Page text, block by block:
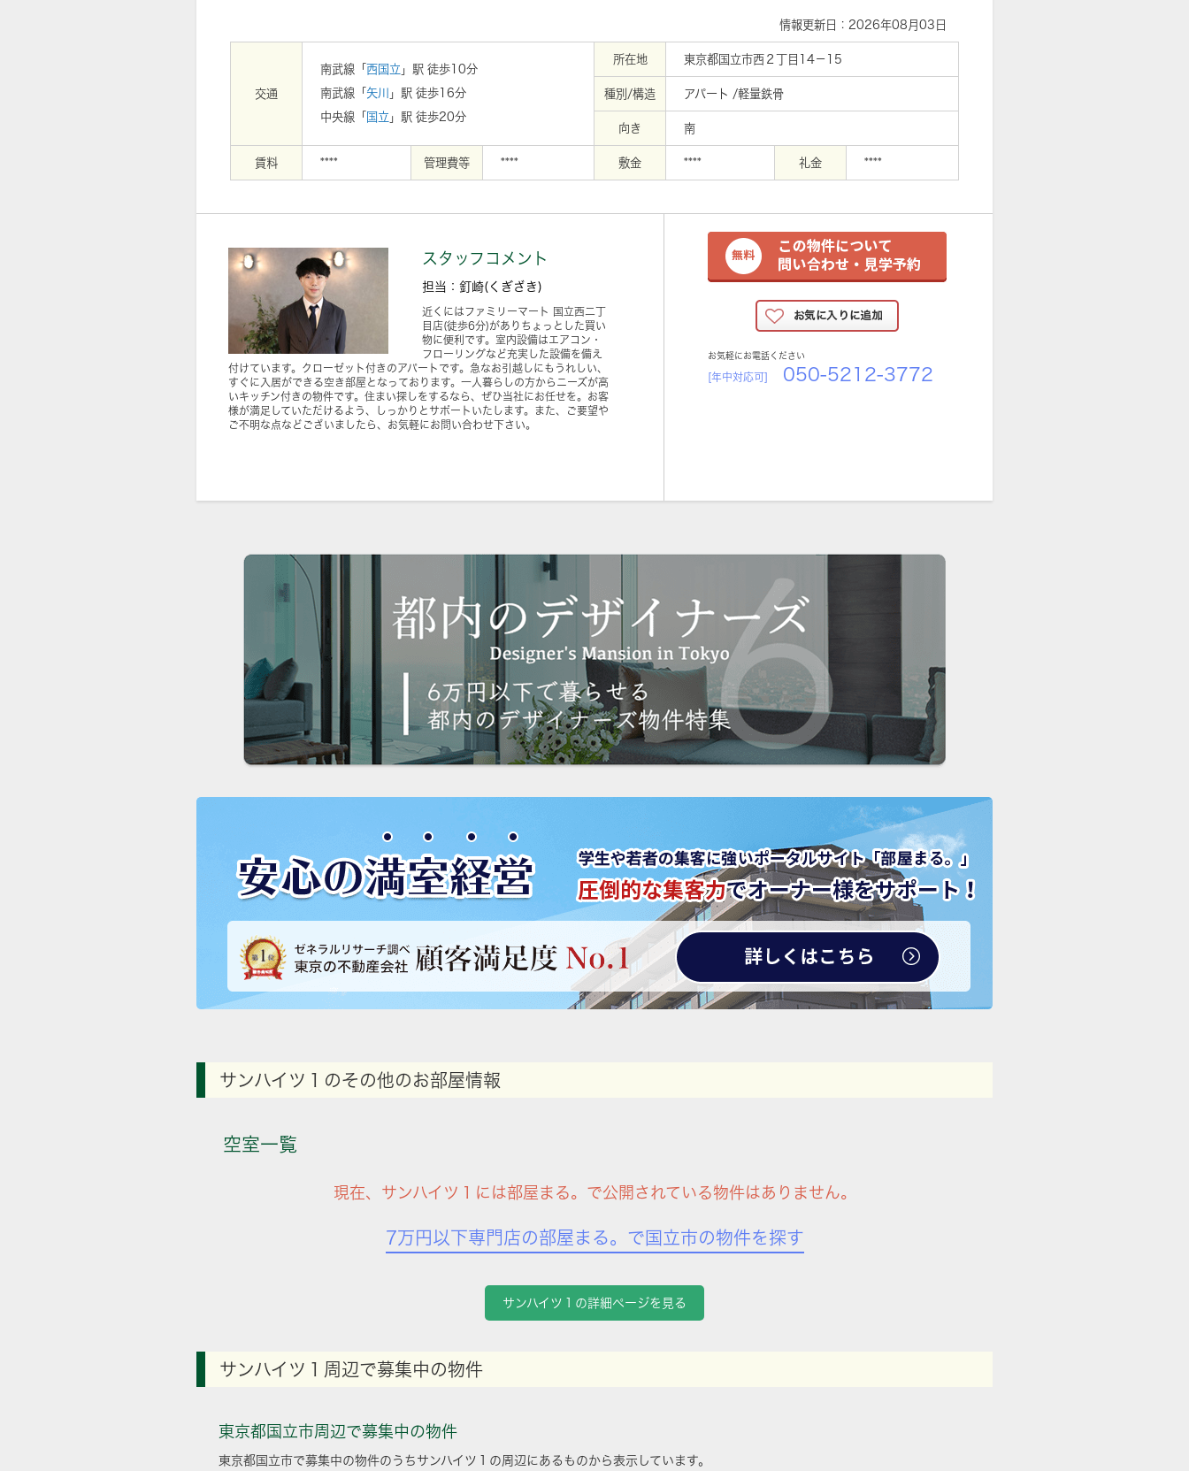
情報更新日：2026年08月03日
交通
南武線「 西国立 」駅 徒歩10分
南武線「 矢川
」駅 徒歩16分
中央線「 国立 」駅 徒歩20分
所在地 東京都国立市西２丁目14－15
種別/構造 アパート /軽量鉄骨
向き 南
賃料 **** 管理費等 **** 敷金 **** 礼金 ****
スタッフコメント
担当：釘崎(くぎざき)
近くにはファミリーマート 国立西二丁
目店(徒歩6分)がありちょっとした買い
物に便利です。室内設備はエアコン・
フローリングなど充実した設備を備え
付けています。クローゼット付きのアパートです。急なお引越しにもうれしい、
すぐに入居ができる空き部屋となっております。一人暮らしの方からニーズが高
いキッチン付きの物件です。住まい探しをするなら、ぜひ当社にお任せを。お客
様が満足していただけるよう、しっかりとサポートいたします。また、ご要望や
ご不明な点などございましたら、お気軽にお問い合わせ下さい。
お気軽にお電話ください
[年中対応可] 050-5212-3772
サンハイツ１のその他のお部屋情報
空室一覧
現在、サンハイツ１には部屋まる。で公開されている物件はありません。
7万円以下専門店の部屋まる。で国立市の物件を探す
サンハイツ１の詳細ページを見る
サンハイツ１周辺で募集中の物件
東京都国立市周辺で募集中の物件
東京都国立市で募集中の物件のうちサンハイツ１の周辺にあるものから表示しています。